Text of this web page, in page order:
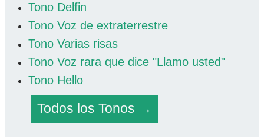
Tono Delfin
Tono Voz de extraterrestre
Tono Varias risas
Tono Voz rara que dice "Llamo usted"
Tono Hello
Todos los Tonos →